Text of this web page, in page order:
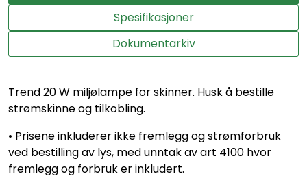
Spesifikasjoner
Dokumentarkiv
Trend 20 W miljølampe for skinner. Husk å bestille
strømskinne og tilkobling.
• Prisene inkluderer ikke fremlegg og strømforbruk
ved bestilling av lys, med unntak av art 4100 hvor
fremlegg og forbruk er inkludert.